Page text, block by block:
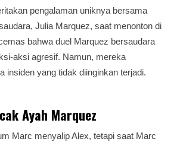
pengalaman uniknya bersama
Julia Marquez, saat menonton di
bahwa duel Marquez bersaudara
aksi agresif. Namun, mereka
insiden yang tidak diinginkan terjadi.
Ayah Marquez
Marc menyalip Alex, tetapi saat Marc